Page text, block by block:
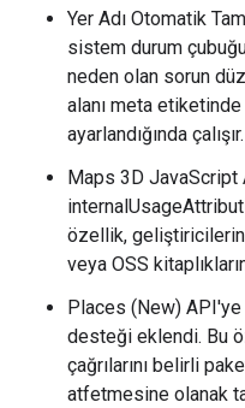
Yer Adı Otomatik
sistem durum
neden olan sorun
alanı meta
ayarlandığında çalışır.
Maps 3D JavaScript
özellik, geliştiricilerin
veya OSS
Places (New)
desteği eklendi. Bu
çağrılarını belirli
atfetmesine olanak